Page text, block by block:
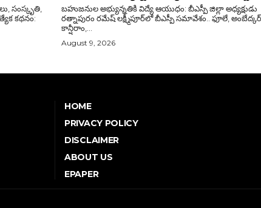
బహుజనుల అభ్యున్నతికి విద్యే ఆయుధం: బీఎస్పీ జిల్లా అధ్యక్షుడు
రత్నాపురం రమేష్ లక్ష్మీపూర్‌లో బీఎస్పీ సమావేశం.. ఫూలే, అంబేద్కర్,
కాన్షీరాం,...
August 9, 2026
HOME
PRIVACY POLICY
DISCLAIMER
ABOUT US
EPAPER